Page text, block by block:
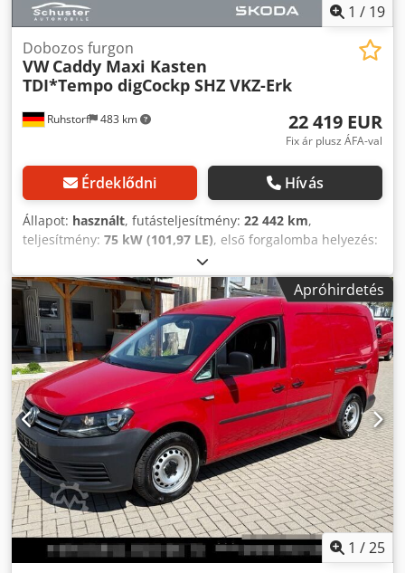
1 / 19
Ruhstorf 483 km
Dobozos furgon
VW Caddy Maxi Kasten
TDI*Tempo digCockp SHZ VKZ-Erk
22 419 EUR
Fix ár plusz ÁFA-val
Érdeklődni Hívás
Állapot: használt, futásteljesítmény: 22 442 km,
teljesítmény: 75 kW (101,97 LE), első forgalomba helyezés:
dízel
08/2026, üzemanyag:dízel, szín:fehér, kibocsátási osztály:
Euro 6e, Gyártási év:2025, Felszereltség:ABS,
elektronikus stabilitásprogram (ESP), fedélzeti
számítógép, használt jármű garancia,
immobilizerrendszer, kipörgésgátló, központi zár,
légkondicionálás, légzsák, teherautó regisztráció,
tempomat, tolóajtó , * További 1500 járművet talál
honlapunkon, lízing és finanszírozás akár önerő nélkül is
lehetséges! *Áraink azonnali készpénzes átvételre
vonatkoznak, azaz a kiegészítő munkák, mint például
vonóhorog utólagos beszerelése, második garnitúra
gumiabroncs, szerviz, garancia, gondtalan csomag stb.
külön kerülnek felszámításra. *A legnagyobb gondosság
ellenére is előfordulhatnak hirdetési hibák, ezért ezekért
felelősséget nem vállalunk! Beviteli hibák, időközbeni
értékesítés és tévedés jogát fenntartjuk. A felszereltségre
Apróhirdetés
1 /25